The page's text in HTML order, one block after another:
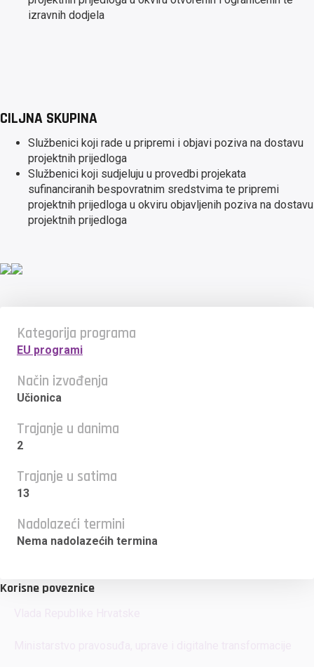
Kategorija programa
EU programi
Način izvođenja
Učionica
Trajanje u danima
2
Trajanje u satima
13
Nadolazeći termini
Nema nadolazećih termina
izravnih dodjela
CILJNA SKUPINA
Službenici koji rade u pripremi i objavi poziva na dostavu
projektnih prijedloga
Službenici koji sudjeluju u provedbi projekata
sufinanciranih bespovratnim sredstvima te pripremi
projektnih prijedloga u okviru objavljenih poziva na dostavu
projektnih prijedloga
Korisne poveznice